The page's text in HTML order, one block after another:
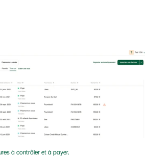
à contrôler et à payer.